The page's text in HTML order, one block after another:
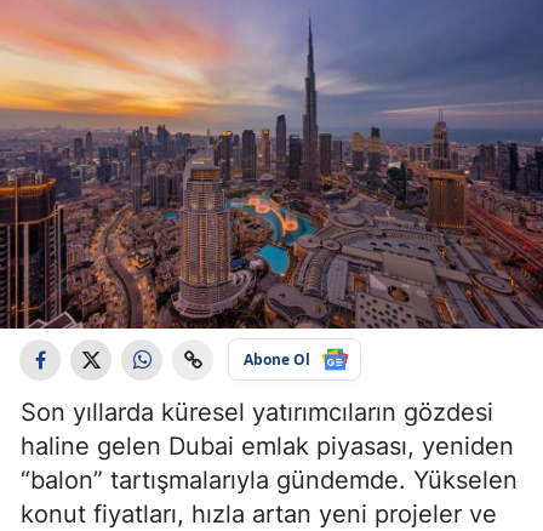
Abone Ol
Son yıllarda küresel yatırımcıların gözdesi
haline gelen Dubai emlak piyasası, yeniden
“balon” tartışmalarıyla gündemde. Yükselen
konut fiyatları, hızla artan yeni projeler ve